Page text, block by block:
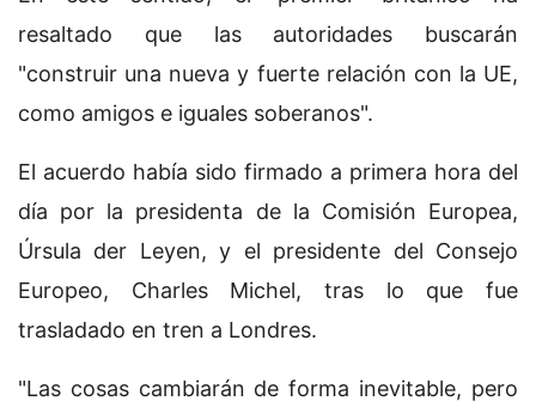
resaltado que las autoridades buscarán
"construir una nueva y fuerte relación con la UE,
como amigos e iguales soberanos".
El acuerdo había sido firmado a primera hora del
día por la presidenta de la Comisión Europea,
Úrsula der Leyen, y el presidente del Consejo
Europeo, Charles Michel, tras lo que fue
trasladado en tren a Londres.
"Las cosas cambiarán de forma inevitable, pero